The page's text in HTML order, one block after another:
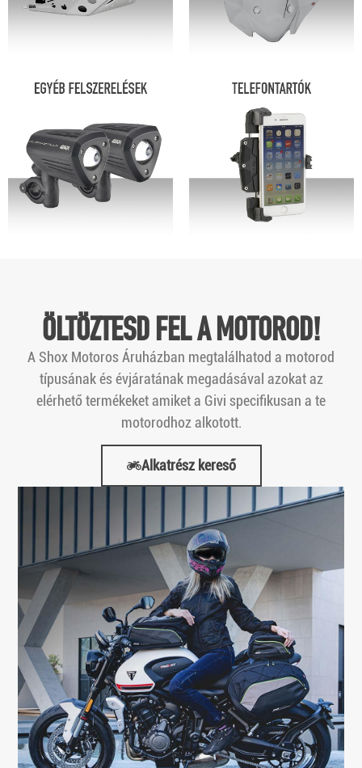
ÖLTÖZTESD FEL A MOTOROD!
A Shox Motoros Áruházban megtalálhatod a motorod
típusának és évjáratának megadásával azokat az
elérhető termékeket amiket a Givi specifikusan a te
motorodhoz alkotott.
Alkatrész kereső